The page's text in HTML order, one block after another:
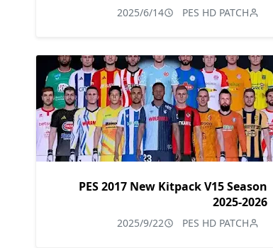
PES HD PATCH
2025/6/14
PES 2017 New Kitpack V15 Season
2025-2026
PES HD PATCH
2025/9/22